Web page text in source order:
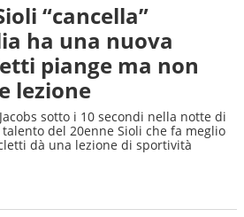
“cancella”
ha una nuova
piange ma non
lezione
sotto i 10 secondi nella notte di
del 20enne Sioli che fa meglio
dà una lezione di sportività